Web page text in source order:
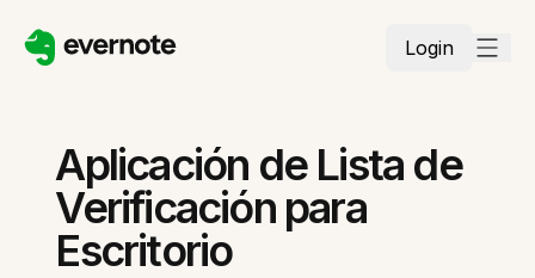
Login
Aplicación de Lista de
Verificación para
Escritorio